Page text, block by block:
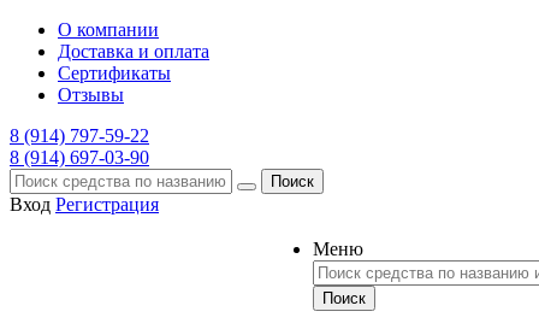
О компании
Доставка и оплата
Сертификаты
Отзывы
8 (914) 797-59-22
8 (914) 697-03-90
Поиск
Вход Регистрация
Меню